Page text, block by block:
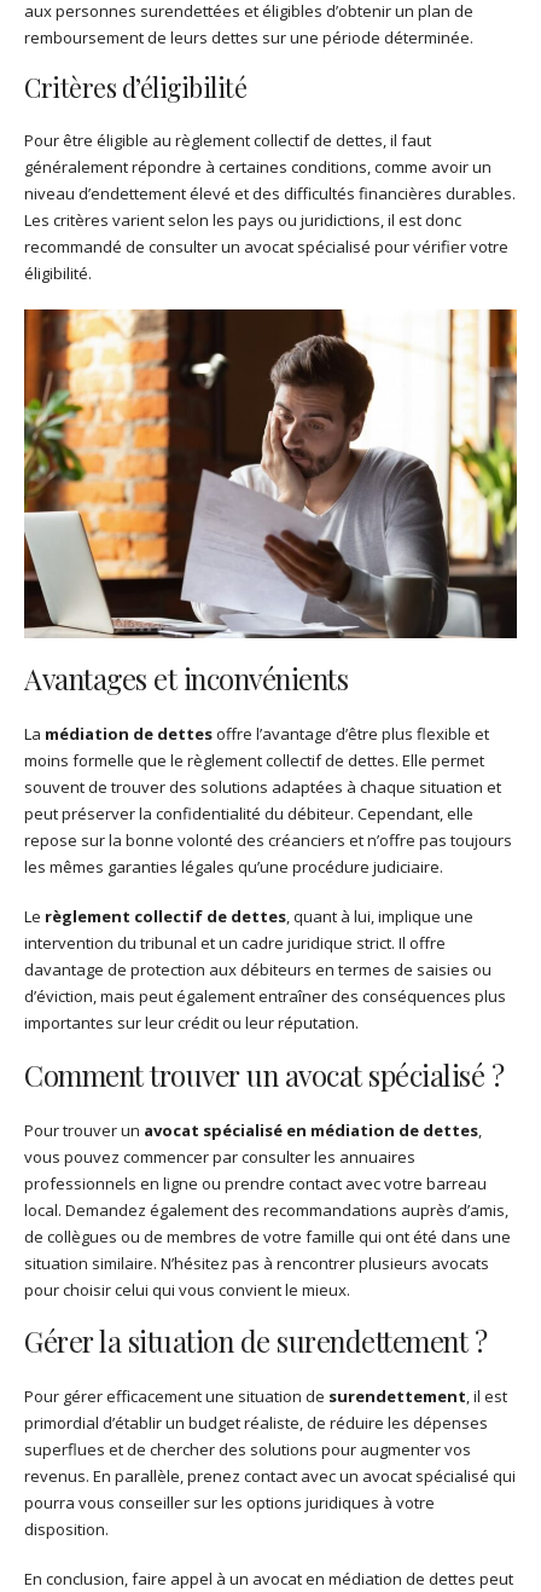
aux personnes surendettées et éligibles d’obtenir un plan de
remboursement de leurs dettes sur une période déterminée.
Critères d’éligibilité
Pour être éligible au règlement collectif de dettes, il faut
généralement répondre à certaines conditions, comme avoir un
niveau d’endettement élevé et des difficultés financières durables.
Les critères varient selon les pays ou juridictions, il est donc
recommandé de consulter un avocat spécialisé pour vérifier votre
éligibilité.
Avantages et inconvénients
La médiation de dettesoffre l’avantage d’être plus flexible et
moins formelle que le règlement collectif de dettes. Elle permet
souvent de trouver des solutions adaptées à chaque situation et
peut préserver la confidentialité du débiteur. Cependant, elle
repose sur la bonne volonté des créanciers et n’offre pas toujours
les mêmes garanties légales qu’une procédure judiciaire.
Le règlement collectif de dettes, quant à lui, implique une
intervention du tribunal et un cadre juridique strict. Il offre
davantage de protection aux débiteurs en termes de saisies ou
d’éviction, mais peut également entraîner des conséquences plus
importantes sur leur crédit ou leur réputation.
Comment trouver un avocat spécialisé ?
Pour trouver un avocat spécialisé en médiation de dettes,
vous pouvez commencer par consulter les annuaires
professionnels en ligne ou prendre contact avec votre barreau
local. Demandez également des recommandations auprès d’amis,
de collègues ou de membres de votre famille qui ont été dans une
situation similaire. N’hésitez pas à rencontrer plusieurs avocats
pour choisir celui qui vous convient le mieux.
Gérer la situation de surendettement ?
Pour gérer efficacement une situation de surendettement, il est
primordial d’établir un budget réaliste, de réduire les dépenses
superflues et de chercher des solutions pour augmenter vos
revenus. En parallèle, prenez contact avec un avocat spécialisé qui
pourra vous conseiller sur les options juridiques à votre
disposition.
En conclusion, faire appel à un avocat en médiation de dettes peut